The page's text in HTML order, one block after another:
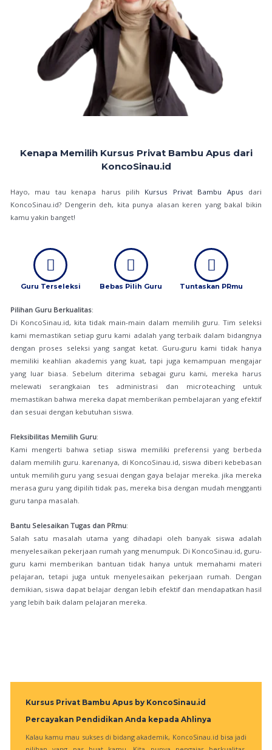
Kenapa Memilih Kursus Privat Bambu Apus dari
KoncoSinau.id
Hayo, mau tau kenapa harus pilih Kursus Privat Bambu Apus dari
KoncoSinau.id? Dengerin deh, kita punya alasan keren yang bakal bikin
kamu yakin banget!
Guru Terseleksi Bebas Pilih Guru Tuntaskan PRmu
Pilihan Guru Berkualitas:
Di KoncoSinau.id, kita tidak main-main dalam memilih guru. Tim seleksi
kami memastikan setiap guru kami adalah yang terbaik dalam bidangnya
dengan proses seleksi yang sangat ketat. Guru-guru kami tidak hanya
memiliki keahlian akademis yang kuat, tapi juga kemampuan mengajar
yang luar biasa. Sebelum diterima sebagai guru kami, mereka harus
melewati serangkaian tes administrasi dan microteaching untuk
memastikan bahwa mereka dapat memberikan pembelajaran yang efektif
dan sesuai dengan kebutuhan siswa.
Fleksibilitas Memilih Guru:
Kami mengerti bahwa setiap siswa memiliki preferensi yang berbeda
dalam memilih guru. karenanya, di KoncoSinau.id, siswa diberi kebebasan
untuk memilih guru yang sesuai dengan gaya belajar mereka. jika mereka
merasa guru yang dipilih tidak pas, mereka bisa dengan mudah mengganti
guru tanpa masalah.
Bantu Selesaikan Tugas dan PRmu:
Salah satu masalah utama yang dihadapi oleh banyak siswa adalah
menyelesaikan pekerjaan rumah yang menumpuk. Di KoncoSinau.id, guru-
guru kami memberikan bantuan tidak hanya untuk memahami materi
pelajaran, tetapi juga untuk menyelesaikan pekerjaan rumah. Dengan
demikian, siswa dapat belajar dengan lebih efektif dan mendapatkan hasil
yang lebih baik dalam pelajaran mereka.
Kursus Privat Bambu Apus by KoncoSinau.id
Percayakan Pendidikan Anda kepada Ahlinya
Kalau kamu mau sukses di bidang akademik, KoncoSinau.id bisa jadi